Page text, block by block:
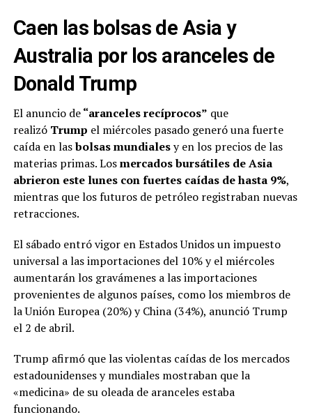
Caen las bolsas de Asia y
Australia por los aranceles de
Donald Trump
El anuncio de“aranceles recíprocos” que
realizó Trump el miércoles pasado generó una fuerte
caída en lasbolsas mundialesy en los precios de las
materias primas. Losmercados bursátiles de Asia
abrieron este lunes con fuertes caídas de hasta 9%,
mientras que los futuros de petróleo registraban nuevas
retracciones.
El sábado entró vigor en Estados Unidos un impuesto
universal a las importaciones del 10% y el miércoles
aumentarán los gravámenes a las importaciones
provenientes de algunos países, como los miembros de
la Unión Europea (20%) y China (34%), anunció Trump
el 2 de abril.
Trump afirmó que las violentas caídas de los mercados
estadounidenses y mundiales mostraban que la
«medicina» de su oleada de aranceles estaba
funcionando.